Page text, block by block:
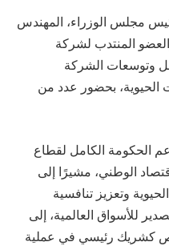
مجلس الوزراء، المهندس
المنتدب لشركة
وتوسعات الشركة
الحيوية، بحضور عدد من
الحكومة الكامل لقطاع
الوطني، مشيرًا إلى
وتعزيز تنافسية
للأسواق العالمية، إلى
كشريك رئيسي في عملية